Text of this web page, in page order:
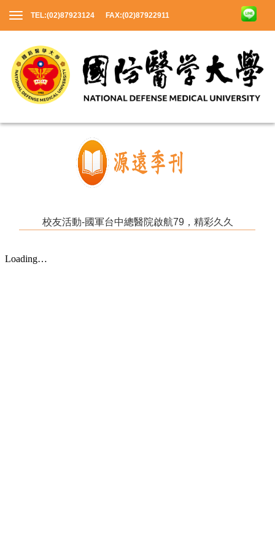
TEL:(02)87923124 FAX:(02)87922911
校友活動-國軍台中總醫院啟航79，精彩久久